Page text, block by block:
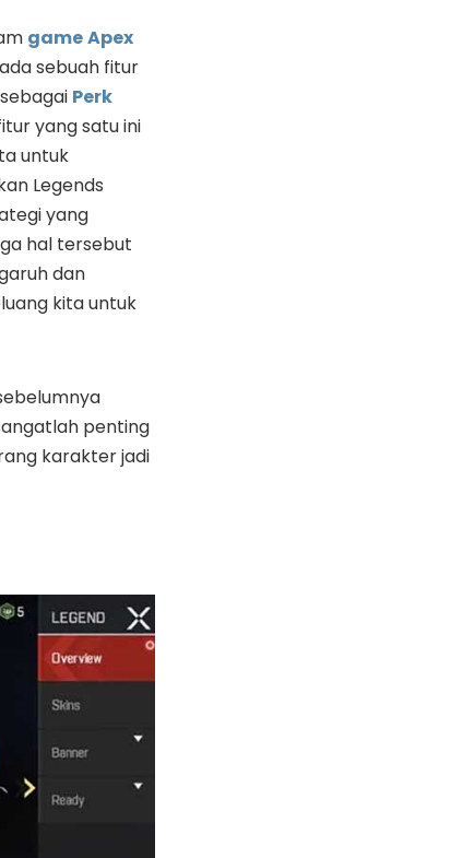
gameApex
sebuah fitur
Perk
yang satu ini
untuk
Legends
yang
hal tersebut
dan
kita untuk
penting
karakter jadi